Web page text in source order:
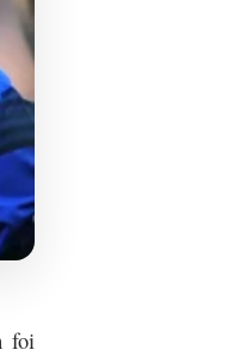
foi